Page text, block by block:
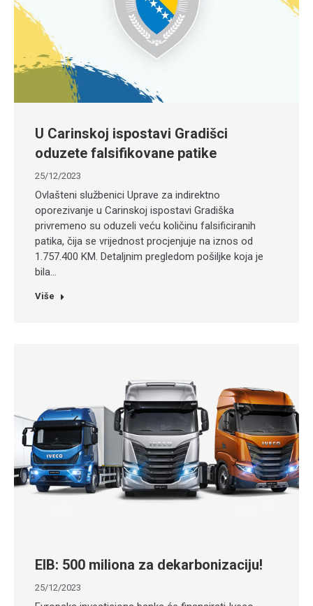
U Carinskoj ispostavi Gradišci
oduzete falsifikovane patike
25/12/2023
Ovlašteni službenici Uprave za indirektno
oporezivanje u Carinskoj ispostavi Gradiška
privremeno su oduzeli veću količinu falsificiranih
patika, čija se vrijednost procjenjuje na iznos od
1.757.400 KM. Detaljnim pregledom pošiljke koja je
bila…
Više
EIB: 500 miliona za dekarbonizaciju!
25/12/2023